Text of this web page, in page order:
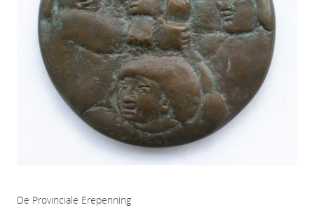
De Provinciale Erepenning